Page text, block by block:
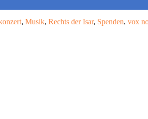
, Musik, Rechts der Isar, Spenden, vox